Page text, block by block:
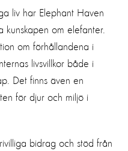
liv har Elephant Haven
kunskapen om elefanter.
om förhållandena i
livsvillkor både i
Det finns även en
för djur och miljö i
bidrag och stöd från